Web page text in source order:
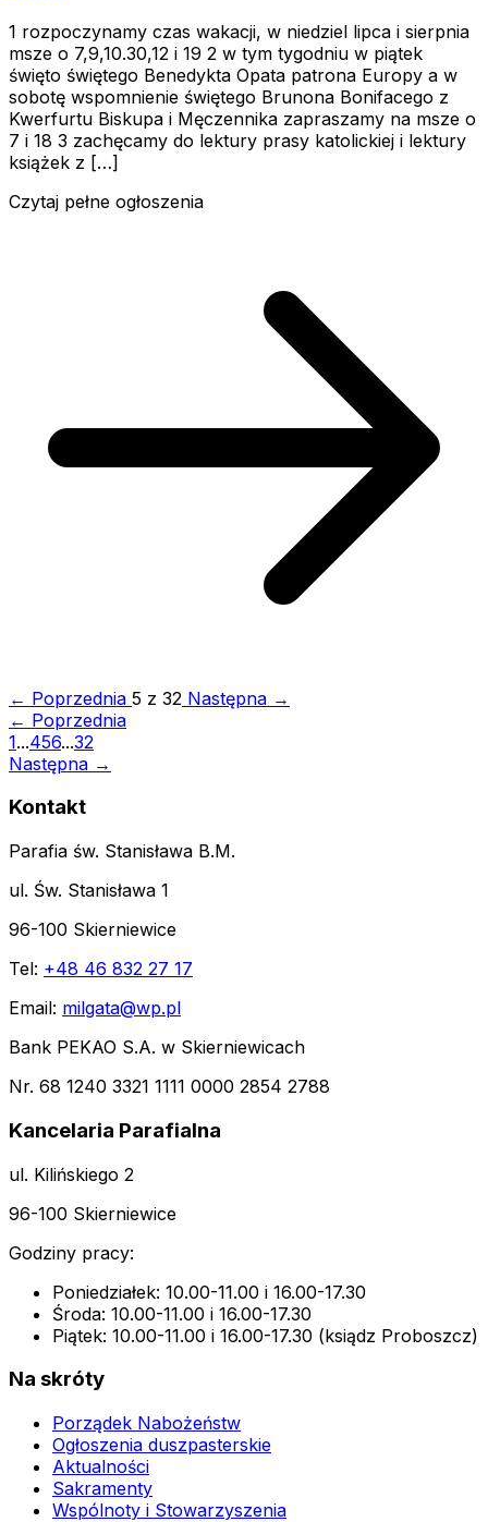
1 rozpoczynamy czas wakacji, w niedziel lipca i sierpnia
msze o 7,9,10.30,12 i 19 2 w tym tygodniu w piątek
święto świętego Benedykta Opata patrona Europy a w
sobotę wspomnienie świętego Brunona Bonifacego z
Kwerfurtu Biskupa i Męczennika zapraszamy na msze o
7 i 18 3 zachęcamy do lektury prasy katolickiej i lektury
książek z […]
Czytaj pełne ogłoszenia
← Poprzednia 5 z 32 Następna →
← Poprzednia
1...456...32
Następna →
Kontakt
Parafia św. Stanisława B.M.
ul. Św. Stanisława 1
96-100 Skierniewice
Tel: +48 46 832 27 17
Email: milgata@wp.pl
Bank PEKAO S.A. w Skierniewicach
Nr. 68 1240 3321 1111 0000 2854 2788
Kancelaria Parafialna
ul. Kilińskiego 2
96-100 Skierniewice
Godziny pracy:
Poniedziałek: 10.00-11.00 i 16.00-17.30
Środa: 10.00-11.00 i 16.00-17.30
Piątek: 10.00-11.00 i 16.00-17.30 (ksiądz Proboszcz)
Na skróty
Porządek Nabożeństw
Ogłoszenia duszpasterskie
Aktualności
Sakramenty
Wspólnoty i Stowarzyszenia